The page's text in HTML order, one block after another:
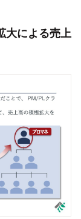
大による売上